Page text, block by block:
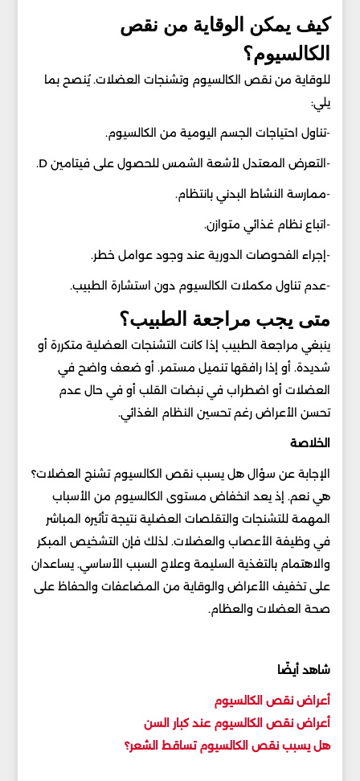
كيف يمكن الوقاية من نقص
الكالسيوم؟
للوقاية من نقص الكالسيوم وتشنجات العضلات. يُنصح بما
يلي:
-تناول احتياجات الجسم اليومية من الكالسيوم.
-التعرض المعتدل لأشعة الشمس للحصول على فيتامين D.
-ممارسة النشاط البدني بانتظام.
-اتباع نظام غذائي متوازن.
-إجراء الفحوصات الدورية عند وجود عوامل خطر.
-عدم تناول مكملات الكالسيوم دون استشارة الطبيب.
متى يجب مراجعة الطبيب؟
ينبغي مراجعة الطبيب إذا كانت التشنجات العضلية متكررة أو
شديدة. أو إذا رافقها تنميل مستمر. أو ضعف واضح في
العضلات أو اضطراب في نبضات القلب أو في حال عدم
تحسن الأعراض رغم تحسين النظام الغذائي.
الخلاصة
الإجابة عن سؤال هل يسبب نقص الكالسيوم تشنج العضلات؟
هي نعم. إذ يعد انخفاض مستوى الكالسيوم من الأسباب
المهمة للتشنجات والتقلصات العضلية نتيجة تأثيره المباشر
في وظيفة الأعصاب والعضلات. لذلك فإن التشخيص المبكر
والاهتمام بالتغذية السليمة وعلاج السبب الأساسي. يساعدان
على تخفيف الأعراض والوقاية من المضاعفات والحفاظ على
صحة العضلات والعظام.
شاهد أيضًا
أعراض نقص الكالسيوم
أعراض نقص الكالسيوم عند كبار السن
هل يسبب نقص الكالسيوم تساقط الشعر؟